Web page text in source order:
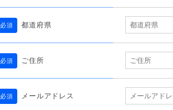
必須 都道府県
必須 ご住所
必須 メールアドレス